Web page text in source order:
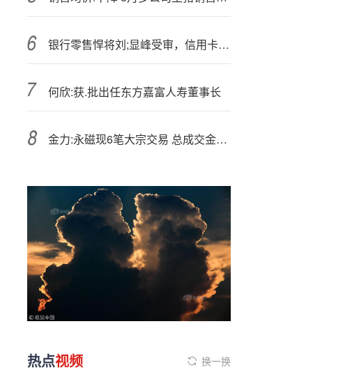
银行零售悍将刘;显峰受审，信用卡业“明星”坠落
何欣:获.批出任东方嘉富人寿董事长
金力:永磁现6笔大宗交易 总成交金额8357.18万元
热点视频 换一换